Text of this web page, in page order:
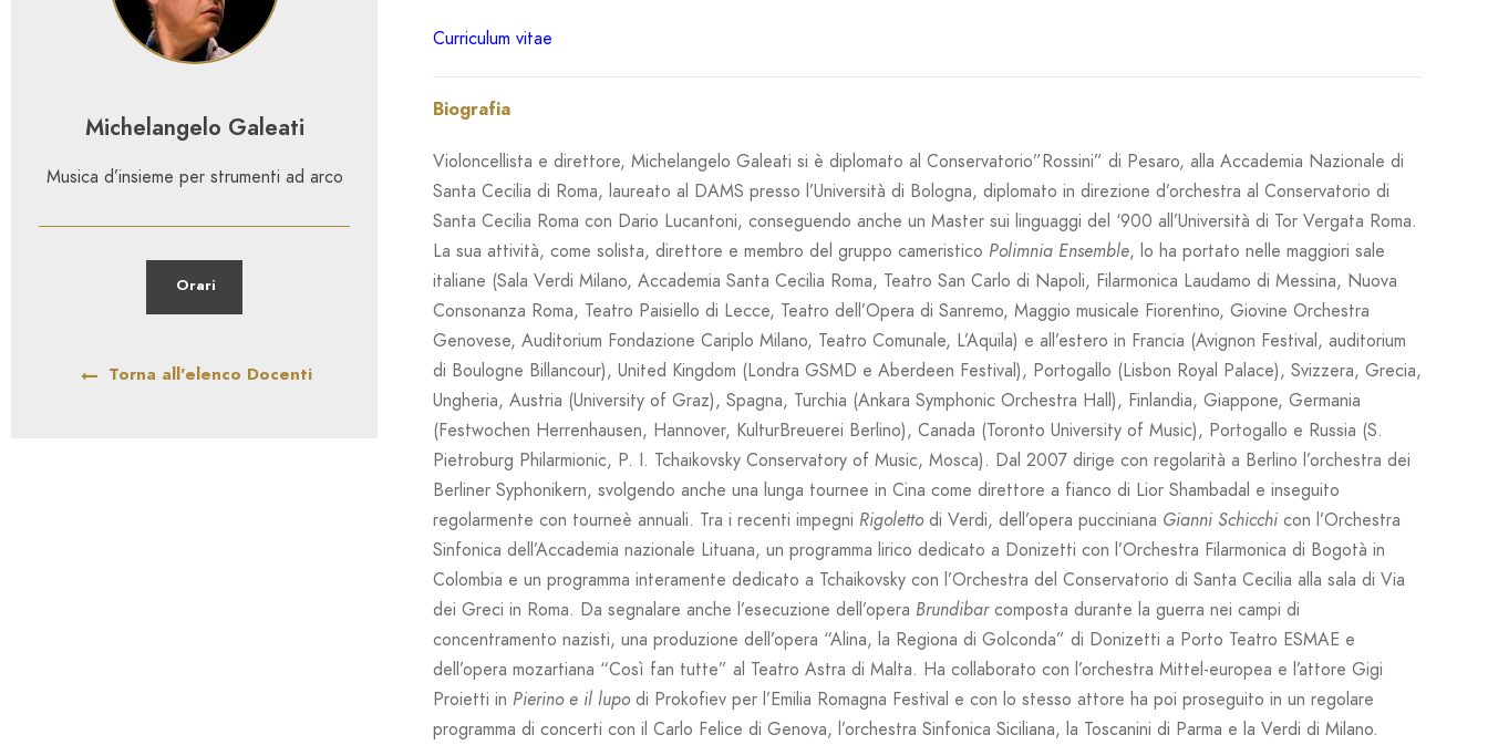
Michelangelo Galeati
Musica d’insieme per strumenti ad arco
Orari
Torna all'elenco Docenti
Curriculum vitae
Biografia
Violoncellista e direttore, Michelangelo Galeati si è diplomato al Conservatorio”Rossini” di Pesaro, alla Accademia Nazionale di
Santa Cecilia di Roma, laureato al DAMS presso l’Università di Bologna, diplomato in direzione d’orchestra al Conservatorio di
Santa Cecilia Roma con Dario Lucantoni, conseguendo anche un Master sui linguaggi del ‘900 all’Università di Tor Vergata Roma.
La sua attività, come solista, direttore e membro del gruppo cameristico Polimnia Ensemble, lo ha portato nelle maggiori sale
italiane (Sala Verdi Milano, Accademia Santa Cecilia Roma, Teatro San Carlo di Napoli, Filarmonica Laudamo di Messina, Nuova
Consonanza Roma, Teatro Paisiello di Lecce, Teatro dell’Opera di Sanremo, Maggio musicale Fiorentino, Giovine Orchestra
Genovese, Auditorium Fondazione Cariplo Milano, Teatro Comunale, L’Aquila) e all’estero in Francia (Avignon Festival, auditorium
di Boulogne Billancour), United Kingdom (Londra GSMD e Aberdeen Festival), Portogallo (Lisbon Royal Palace), Svizzera, Grecia,
Ungheria, Austria (University of Graz), Spagna, Turchia (Ankara Symphonic Orchestra Hall), Finlandia, Giappone, Germania
(Festwochen Herrenhausen, Hannover, KulturBreuerei Berlino), Canada (Toronto University of Music), Portogallo e Russia (S.
Pietroburg Philarmionic, P. I. Tchaikovsky Conservatory of Music, Mosca). Dal 2007 dirige con regolarità a Berlino l’orchestra dei
Berliner Syphonikern, svolgendo anche una lunga tournee in Cina come direttore a fianco di Lior Shambadal e inseguito
regolarmente con tourneè annuali. Tra i recenti impegni Rigolettodi Verdi, dell’opera pucciniana Gianni Schicchi con l’Orchestra
Sinfonica dell’Accademia nazionale Lituana, un programma lirico dedicato a Donizetti con l’Orchestra Filarmonica di Bogotà in
Colombia e un programma interamente dedicato a Tchaikovsky con l’Orchestra del Conservatorio di Santa Cecilia alla sala di Via
dei Greci in Roma. Da segnalare anche l’esecuzione dell’opera Brundibarcomposta durante la guerra nei campi di
concentramento nazisti, una produzione dell’opera “Alina, la Regiona di Golconda” di Donizetti a Porto Teatro ESMAE e
dell’opera mozartiana “Così fan tutte” al Teatro Astra di Malta. Ha collaborato con l’orchestra Mittel-europea e l’attore Gigi
Proietti in Pierino e il lupodi Prokofiev per l’Emilia Romagna Festival e con lo stesso attore ha poi proseguito in un regolare
programma di concerti con il Carlo Felice di Genova, l’orchestra Sinfonica Siciliana, la Toscanini di Parma e la Verdi di Milano.